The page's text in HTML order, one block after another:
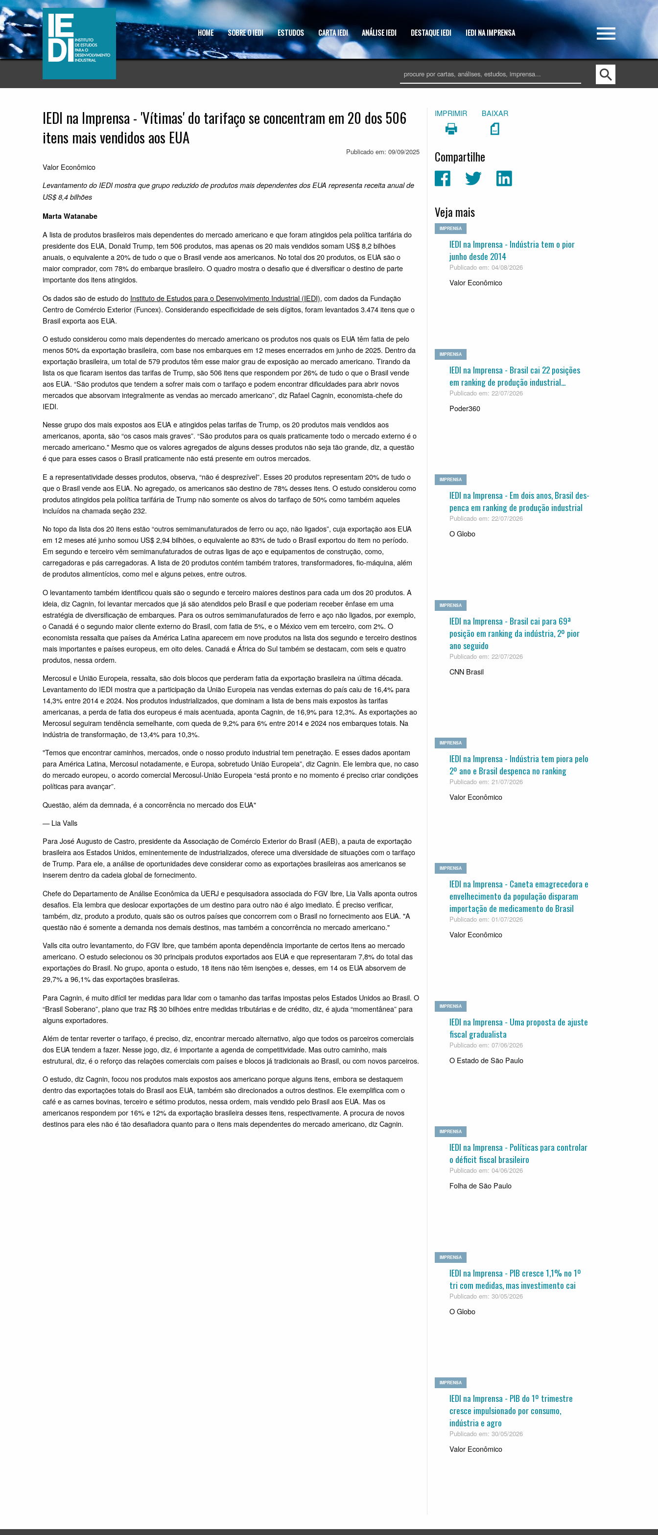
HOME SOBRE O IEDI ESTUDOS CARTA IEDI ANÁLISE IEDI DESTAQUE IEDI IEDI NA IMPRENSA
IEDI na Imprensa - 'Vítimas' do tarifaço se concentram em 20 dos 506
itens mais vendidos aos EUA
Publicado em: 09/09/2025
Valor Econômico
Levantamento do IEDI mostra que grupo reduzido de produtos mais dependentes dos EUA representa receita anual de
US$ 8,4 bilhões
Marta Watanabe
A lista de produtos brasileiros mais dependentes do mercado americano e que foram atingidos pela política tarifária do
presidente dos EUA, Donald Trump, tem 506 produtos, mas apenas os 20 mais vendidos somam US$ 8,2 bilhões
anuais, o equivalente a 20% de tudo o que o Brasil vende aos americanos. No total dos 20 produtos, os EUA são o
maior comprador, com 78% do embarque brasileiro. O quadro mostra o desafio que é diversificar o destino de parte
importante dos itens atingidos.
Os dados são de estudo do Instituto de Estudos para o Desenvolvimento Industrial (IEDI), com dados da Fundação
Centro de Comércio Exterior (Funcex). Considerando especificidade de seis dígitos, foram levantados 3.474 itens que o
Brasil exporta aos EUA.
O estudo considerou como mais dependentes do mercado americano os produtos nos quais os EUA têm fatia de pelo
menos 50% da exportação brasileira, com base nos embarques em 12 meses encerrados em junho de 2025. Dentro da
exportação brasileira, um total de 579 produtos têm esse maior grau de exposição ao mercado americano. Tirando da
lista os que ficaram isentos das tarifas de Trump, são 506 itens que respondem por 26% de tudo o que o Brasil vende
aos EUA. “São produtos que tendem a sofrer mais com o tarifaço e podem encontrar dificuldades para abrir novos
mercados que absorvam integralmente as vendas ao mercado americano”, diz Rafael Cagnin, economista-chefe do
IEDI.
Nesse grupo dos mais expostos aos EUA e atingidos pelas tarifas de Trump, os 20 produtos mais vendidos aos
americanos, aponta, são “os casos mais graves”. “São produtos para os quais praticamente todo o mercado externo é o
mercado americano." Mesmo que os valores agregados de alguns desses produtos não seja tão grande, diz, a questão
é que para esses casos o Brasil praticamente não está presente em outros mercados.
E a representatividade desses produtos, observa, “não é desprezível”. Esses 20 produtos representam 20% de tudo o
que o Brasil vende aos EUA. No agregado, os americanos são destino de 78% desses itens. O estudo considerou como
produtos atingidos pela política tarifária de Trump não somente os alvos do tarifaço de 50% como também aqueles
incluídos na chamada seção 232.
No topo da lista dos 20 itens estão “outros semimanufaturados de ferro ou aço, não ligados”, cuja exportação aos EUA
em 12 meses até junho somou US$ 2,94 bilhões, o equivalente ao 83% de tudo o Brasil exportou do item no período.
Em segundo e terceiro vêm semimanufaturados de outras ligas de aço e equipamentos de construção, como,
carregadoras e pás carregadoras. A lista de 20 produtos contém também tratores, transformadores, fio-máquina, além
de produtos alimentícios, como mel e alguns peixes, entre outros.
O levantamento também identificou quais são o segundo e terceiro maiores destinos para cada um dos 20 produtos. A
ideia, diz Cagnin, foi levantar mercados que já são atendidos pelo Brasil e que poderiam receber ênfase em uma
estratégia de diversificação de embarques. Para os outros semimanufaturados de ferro e aço não ligados, por exemplo,
o Canadá é o segundo maior cliente externo do Brasil, com fatia de 5%, e o México vem em terceiro, com 2%. O
economista ressalta que países da América Latina aparecem em nove produtos na lista dos segundo e terceiro destinos
mais importantes e países europeus, em oito deles. Canadá e África do Sul também se destacam, com seis e quatro
produtos, nessa ordem.
Mercosul e União Europeia, ressalta, são dois blocos que perderam fatia da exportação brasileira na última década.
Levantamento do IEDI mostra que a participação da União Europeia nas vendas externas do país caiu de 16,4% para
14,3% entre 2014 e 2024. Nos produtos industrializados, que dominam a lista de bens mais expostos às tarifas
americanas, a perda de fatia dos europeus é mais acentuada, aponta Cagnin, de 16,9% para 12,3%. As exportações ao
Mercosul seguiram tendência semelhante, com queda de 9,2% para 6% entre 2014 e 2024 nos embarques totais. Na
indústria de transformação, de 13,4% para 10,3%.
"Temos que encontrar caminhos, mercados, onde o nosso produto industrial tem penetração. E esses dados apontam
para América Latina, Mercosul notadamente, e Europa, sobretudo União Europeia”, diz Cagnin. Ele lembra que, no caso
do mercado europeu, o acordo comercial Mercosul-União Europeia “está pronto e no momento é preciso criar condições
políticas para avançar”.
Questão, além da demnada, é a concorrência no mercado dos EUA"
— Lia Valls
Para José Augusto de Castro, presidente da Associação de Comércio Exterior do Brasil (AEB), a pauta de exportação
brasileira aos Estados Unidos, eminentemente de industrializados, oferece uma diversidade de situações com o tarifaço
de Trump. Para ele, a análise de oportunidades deve considerar como as exportações brasileiras aos americanos se
inserem dentro da cadeia global de fornecimento.
Chefe do Departamento de Análise Econômica da UERJ e pesquisadora associada do FGV Ibre, Lia Valls aponta outros
desafios. Ela lembra que deslocar exportações de um destino para outro não é algo imediato. É preciso verificar,
também, diz, produto a produto, quais são os outros países que concorrem com o Brasil no fornecimento aos EUA. "A
questão não é somente a demanda nos demais destinos, mas também a concorrência no mercado americano."
Valls cita outro levantamento, do FGV Ibre, que também aponta dependência importante de certos itens ao mercado
americano. O estudo selecionou os 30 principais produtos exportados aos EUA e que representaram 7,8% do total das
exportações do Brasil. No grupo, aponta o estudo, 18 itens não têm isenções e, desses, em 14 os EUA absorvem de
29,7% a 96,1% das exportações brasileiras.
Para Cagnin, é muito difícil ter medidas para lidar com o tamanho das tarifas impostas pelos Estados Unidos ao Brasil. O
“Brasil Soberano”, plano que traz R$ 30 bilhões entre medidas tributárias e de crédito, diz, é ajuda “momentânea” para
alguns exportadores.
Além de tentar reverter o tarifaço, é preciso, diz, encontrar mercado alternativo, algo que todos os parceiros comerciais
dos EUA tendem a fazer. Nesse jogo, diz, é importante a agenda de competitividade. Mas outro caminho, mais
estrutural, diz, é o reforço das relações comerciais com países e blocos já tradicionais ao Brasil, ou com novos parceiros.
O estudo, diz Cagnin, focou nos produtos mais expostos aos americano porque alguns itens, embora se destaquem
dentro das exportações totais do Brasil aos EUA, também são direcionados a outros destinos. Ele exemplifica com o
café e as carnes bovinas, terceiro e sétimo produtos, nessa ordem, mais vendido pelo Brasil aos EUA. Mas os
americanos respondem por 16% e 12% da exportação brasileira desses itens, respectivamente. A procura de novos
destinos para eles não é tão desafiadora quanto para o itens mais dependentes do mercado americano, diz Cagnin.
IMPRIMIR BAIXAR
Compartilhe
Veja mais
IMPRENSA
IEDI na Imprensa - Indústria tem o pior
junho desde 2014
Publicado em: 04/08/2026
Valor Econômico
IMPRENSA
IEDI na Imprensa - Brasil cai 22 posições
em ranking de produção industrial...
Publicado em: 22/07/2026
Poder360
IMPRENSA
IEDI na Imprensa - Em dois anos, Bra­sil des­
penca em ran­king de pro­du­ção indus­trial
Publicado em: 22/07/2026
O Globo
IMPRENSA
IEDI na Imprensa - Brasil cai para 69ª
posição em ranking da indústria, 2º pior
ano seguido
Publicado em: 22/07/2026
CNN Brasil
IMPRENSA
IEDI na Imprensa - Indústria tem piora pelo
2º ano e Brasil despenca no ranking
Publicado em: 21/07/2026
Valor Econômico
IMPRENSA
IEDI na Imprensa - Caneta emagrecedora e
envelhecimento da população disparam
importação de medicamento do Brasil
Publicado em: 01/07/2026
Valor Econômico
IMPRENSA
IEDI na Imprensa - Uma proposta de ajuste
fiscal gradualista
Publicado em: 07/06/2026
O Estado de São Paulo
IMPRENSA
IEDI na Imprensa - Políticas para controlar
o déficit fiscal brasileiro
Publicado em: 04/06/2026
Folha de São Paulo
IMPRENSA
IEDI na Imprensa - PIB cresce 1,1% no 1º
tri com medi­das, mas inves­ti­mento cai
Publicado em: 30/05/2026
O Globo
IMPRENSA
IEDI na Imprensa - PIB do 1º trimestre
cresce impulsionado por consumo,
indústria e agro
Publicado em: 30/05/2026
Valor Econômico